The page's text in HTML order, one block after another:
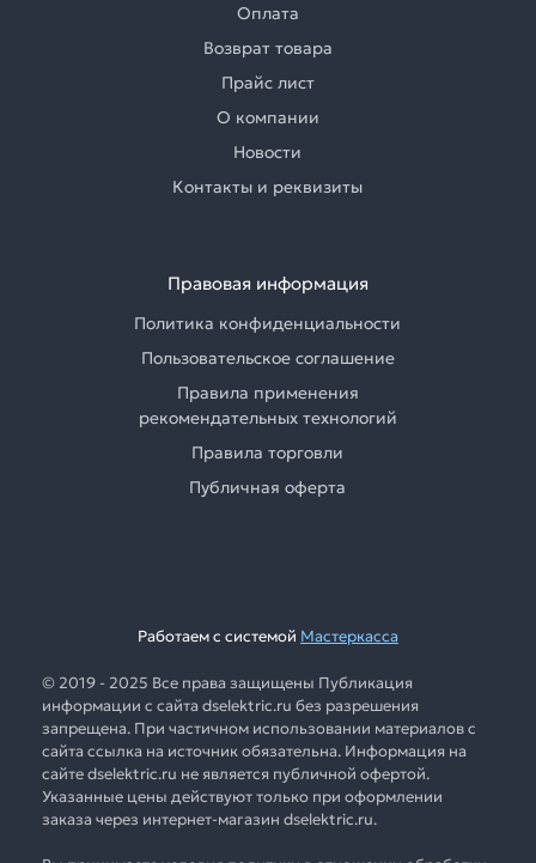
Оплата
Возврат товара
Прайс лист
О компании
Новости
Контакты и реквизиты
Правовая информация
Политика конфиденциальности
Пользовательское соглашение
Правила применения
рекомендательных технологий
Правила торговли
Публичная оферта
Работаем с системой Мастеркасса
© 2019 - 2025 Все права защищены Публикация
информации с сайта dselektric.ru без разрешения
запрещена. При частичном использовании материалов с
сайта ссылка на источник обязательна. Информация на
сайте dselektric.ru не является публичной офертой.
Указанные цены действуют только при оформлении
заказа через интернет-магазин dselektric.ru.